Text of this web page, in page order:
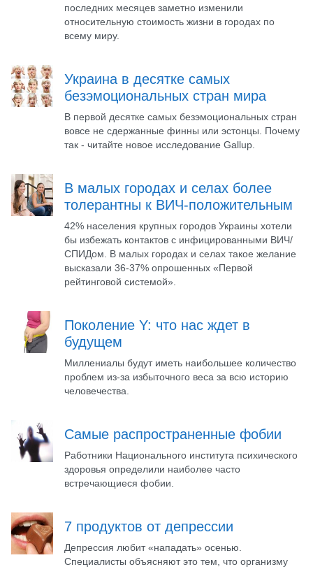
последних месяцев заметно изменили
относительную стоимость жизни в городах по
всему миру.
Украина в десятке самых
безэмоциональных стран мира
В первой десятке самых безэмоциональных стран
вовсе не сдержанные финны или эстонцы. Почему
так - читайте новое исследование Gallup.
В малых городах и селах более
толерантны к ВИЧ-положительным
42% населения крупных городов Украины хотели
бы избежать контактов с инфицированными ВИЧ/
СПИДом. В малых городах и селах такое желание
высказали 36-37% опрошенных «Первой
рейтинговой системой».
Поколение Y: что нас ждет в
будущем
Миллениалы будут иметь наибольшее количество
проблем из-за избыточного веса за всю историю
человечества.
Самые распространенные фобии
Работники Национального института психического
здоровья определили наиболее часто
встречающиеся фобии.
7 продуктов от депрессии
Депрессия любит «нападать» осенью.
Специалисты объясняют это тем, что организму